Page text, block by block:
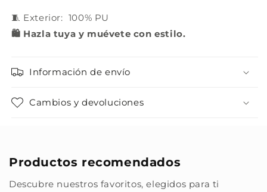
🧵 Exterior: 100% PU
🛍️ Hazla tuya y muévete con estilo.
Información de envío
Cambios y devoluciones
Productos recomendados
Descubre nuestros favoritos, elegidos para ti